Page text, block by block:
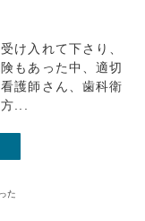
け入れて下さり、
もあった中、適切
護師さん、歯科衛
...
た